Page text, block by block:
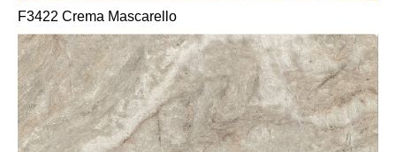
F3422 Crema Mascarello